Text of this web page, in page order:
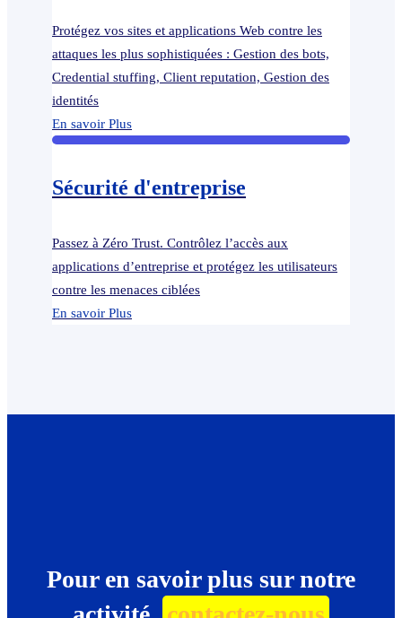
Protégez vos sites et applications Web contre les
attaques les plus sophistiquées : Gestion des bots,
Credential stuffing, Client reputation, Gestion des
identités
En savoir Plus
Sécurité d'entreprise
Passez à Zéro Trust. Contrôlez l’accès aux
applications d’entreprise et protégez les utilisateurs
contre les menaces ciblées
En savoir Plus
Pour en savoir plus sur notre